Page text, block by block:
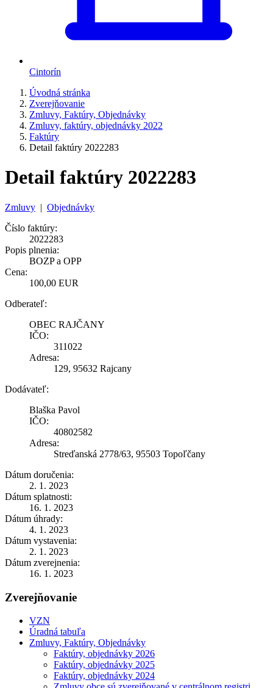
Cintorín
Úvodná stránka
Zverejňovanie
Zmluvy, Faktúry, Objednávky
Zmluvy, faktúry, objednávky 2022
Faktúry
Detail faktúry 2022283
Detail faktúry 2022283
Zmluvy | Objednávky
Číslo faktúry:
2022283
Popis plnenia:
BOZP a OPP
Cena:
100,00 EUR
Odberateľ:
OBEC RAJČANY
IČO:
311022
Adresa:
129, 95632 Rajcany
Dodávateľ:
Blaška Pavol
IČO:
40802582
Adresa:
Streďanská 2778/63, 95503 Topoľčany
Dátum doručenia:
2. 1. 2023
Dátum splatnosti:
16. 1. 2023
Dátum úhrady:
4. 1. 2023
Dátum vystavenia:
2. 1. 2023
Dátum zverejnenia:
16. 1. 2023
Zverejňovanie
VZN
Úradná tabuľa
Zmluvy, Faktúry, Objednávky
Faktúry, objednávky 2026
Faktúry, objednávky 2025
Faktúry, objednávky 2024